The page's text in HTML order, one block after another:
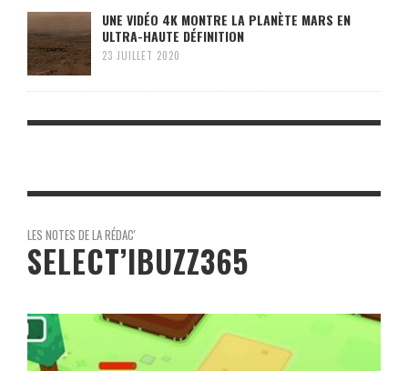
UNE VIDÉO 4K MONTRE LA PLANÈTE MARS EN
ULTRA-HAUTE DÉFINITION
23 JUILLET 2020
LES NOTES DE LA RÉDAC'
SELECT’IBUZZ365